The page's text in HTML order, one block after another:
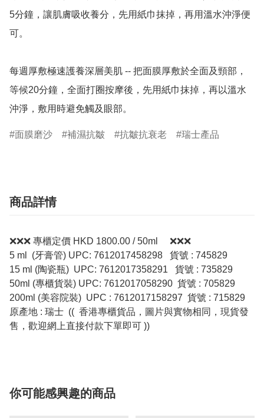
5分鐘，讓肌膚吸收養分，先用紙巾抹掉，再用溫水沖淨便
可。
每週厚敷極速護養深層美肌 -- 把面膜厚敷於全面及頸部，
等候20分鐘，全面打圈按摩後，先用紙巾抹掉，再以溫水
沖淨，敷用時避免觸及眼部。
面膜磨沙 補濕抗皺 抗皺抗衰老 瑞士產品
商品詳情
❌❌❌ 專櫃定價 HKD 1800.00 / 50ml ❌❌❌
5 ml (牙膏管) UPC: 7612017458298 貨號 : 745829
15 ml (陶瓷瓶) UPC: 7612017358291 貨號 : 735829
50ml (專櫃貨裝) UPC: 7612017058290 貨號 : 705829
200ml (美容院裝) UPC : 7612017158297 貨號 : 715829
原產地 : 瑞士 (( 香港專櫃貨品，圖片與實物相同，現貨發
售，歡迎網上直接付款下單即可 ))
你可能感興趣的商品